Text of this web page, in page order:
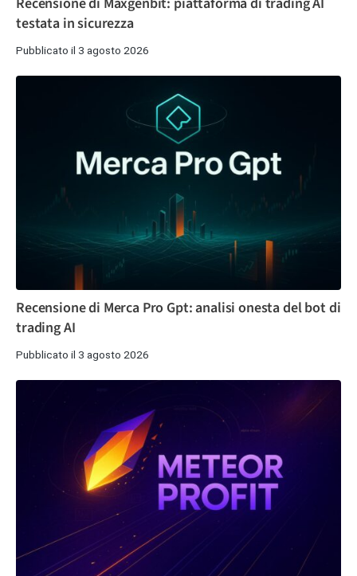
testata in sicurezza
Pubblicato il 3 agosto 2026
Recensione di Merca Pro Gpt: analisi onesta del bot di
trading AI
Pubblicato il 3 agosto 2026